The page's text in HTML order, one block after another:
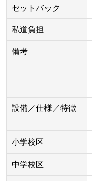
セットバック
私道負担
備考
設備／仕様／特徴
小学校区
中学校区